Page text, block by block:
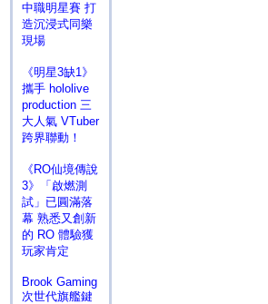
中職明星賽 打
造沉浸式同樂
現場
《明星3缺1》
攜手 hololive
production 三
大人氣 VTuber
跨界聯動！
《RO仙境傳說
3》「啟燃測
試」已圓滿落
幕 熟悉又創新
的 RO 體驗獲
玩家肯定
Brook Gaming
次世代旗艦鍵